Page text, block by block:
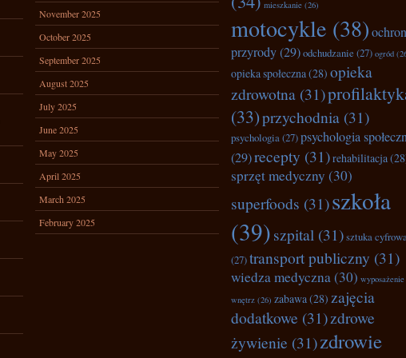
November 2025
October 2025
September 2025
August 2025
July 2025
June 2025
May 2025
April 2025
March 2025
February 2025
mieszkanie (26)
motocykle (38)
przyrody(29)odchudzanie (27) ogród
opieka społeczna(28) opieka
zdrowotna (31)
(33)przychodnia (31)
psychologia(27)psychologia
(29)recepty (31)rehabilitacja
sprzęt medyczny (30)
superfoods (31)szkoła
(39)szpital (31)sztuka
(27)transport publiczny (31)
wiedza medyczna(30) wyposażenie
wnętrz (26) zabawa(28) zajęcia
dodatkowe (31)zdrowe
żywienie (31)zdrowie